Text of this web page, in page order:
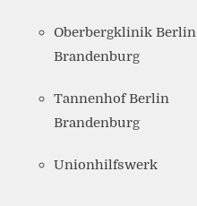
Oberbergklinik Berlin
Brandenburg
Tannenhof Berlin
Brandenburg
Unionhilfswerk